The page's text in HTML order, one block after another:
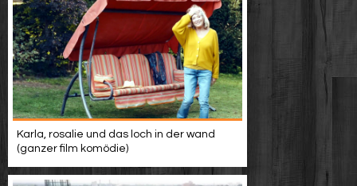
Karla, rosalie und das loch in der wand
(ganzer film komödie)